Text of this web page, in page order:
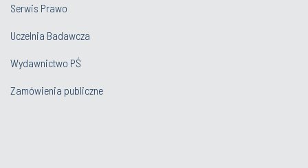
Serwis Prawo
Uczelnia Badawcza
Wydawnictwo PŚ
Zamówienia publiczne